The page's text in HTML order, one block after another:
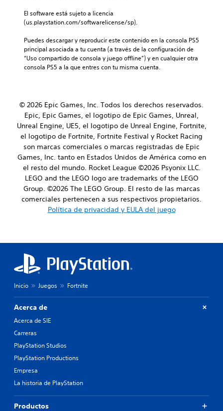
El software está sujeto a licencia
(us.playstation.com/softwarelicense/sp).
Puedes descargar y reproducir este contenido en la consola PS5
principal asociada a tu cuenta (a través de la configuración de
“Uso compartido de consola y juego offline”) y en cualquier otra
consola PS5 a la que entres con tu misma cuenta.
© 2026 Epic Games, Inc. Todos los derechos reservados.
Epic, Epic Games, el logotipo de Epic Games, Unreal,
Unreal Engine, UE5, el logotipo de Unreal Engine, Fortnite,
el logotipo de Fortnite, Fortnite Festival y Rocket Racing
son marcas comerciales o marcas registradas de Epic
Games, Inc. tanto en Estados Unidos de América como en
el resto del mundo. Rocket League ©2026 Psyonix LLC.
LEGO and the LEGO logo are trademarks of the LEGO
Group. ©2026 The LEGO Group. El resto de las marcas
comerciales pertenecen a sus respectivos propietarios.
Política de privacidad y EULA del juego
Inicio Juegos Fortnite
Acerca de
Acerca de SIE
Carreras
PlayStation Studios
PlayStation Productions
Empresa
La historia de PlayStation
Productos